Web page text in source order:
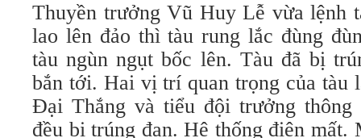
Thuyền trưởng Vũ Huy Lễ vừa lệnh
lao lên đảo thì tàu rung lắc đùng
tàu ngùn ngụt bốc lên. Tàu đã bị
bắn tới. Hai vị trí quan trọng của tàu
Đại Thắng và tiểu đội trưởng
đều bị trúng đạn. Hệ thống điện mất.